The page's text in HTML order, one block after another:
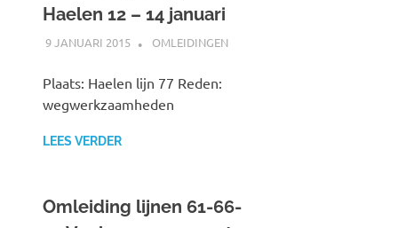
Haelen 12 – 14 januari
9 JANUARI 2015 JOHAN
OMLEIDINGEN
Plaats: Haelen lijn 77 Reden:
wegwerkzaamheden
LEES VERDER
Omleiding lijnen 61-66-